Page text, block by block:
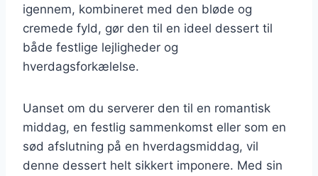
igennem, kombineret med den bløde og
cremede fyld, gør den til en ideel dessert til
både festlige lejligheder og
hverdagsforkælelse.
Uanset om du serverer den til en romantisk
middag, en festlig sammenkomst eller som en
sød afslutning på en hverdagsmiddag, vil
denne dessert helt sikkert imponere. Med sin